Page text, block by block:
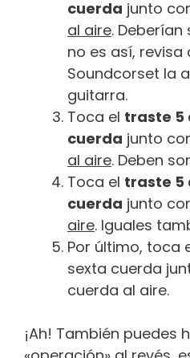
cuerda junto
al aire. Deberían
no es así,
Soundcorset la
guitarra.
Toca el traste 5
cuerda junto
al aire. Deben
Toca el traste 5
cuerda junto
aire. Iguales
Por último, toca
sexta cuerda
cuerda al aire.
¡Ah! También puedes